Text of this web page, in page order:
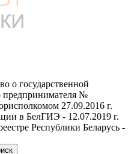
о государственной
предпринимателя №
27.09.2016 г.
в БелГИЭ - 12.07.2019 г.
Республики Беларусь -